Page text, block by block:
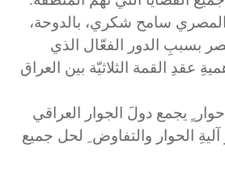
المصري سامح شكري، بالدوحة،
بسببِ الدور الفعّال الذي
عقدِ القمة الثلاثيّة بين العراق
يجمع دولَ الجوار العراقي
الحوار والتفاوض ِ لحل جميع